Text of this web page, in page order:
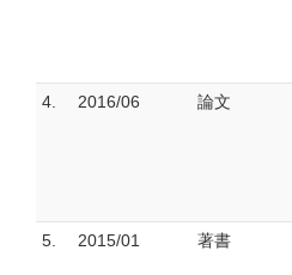
4. 2016/06 論文
5. 2015/01 著書